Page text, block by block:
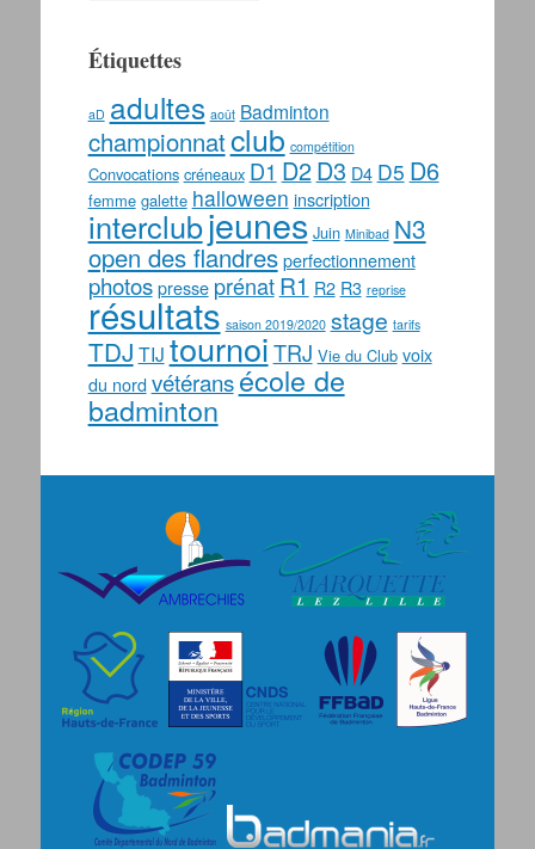
Étiquettes
aD adultes août Badminton
championnatclub compétition
Convocations créneaux D1 D2 D3 D4 D5 D6
femme galette halloween inscription
interclubjeunes Juin Minibad N3
open des flandres perfectionnement
photos presse prénat R1 R2 R3 reprise
résultats saison 2019/2020 stage tarifs
TDJ TIJ tournoiTRJ Vie du Club voix
du nord vétéransécole de
badminton